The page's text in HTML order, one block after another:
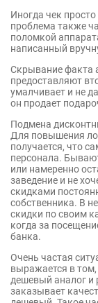
Иногда чек
проблема также
поломкой
написанный
Скрывание факта
предоставляют
умалчивает и не
он продает
Подмена
Для повышения
получается, что
персонала.
или намеренно
заведение и не
скидками
собственника. В
скидки по своим
когда за
банка.
Очень частая
выражается в том,
дешевый аналог и
заказывает